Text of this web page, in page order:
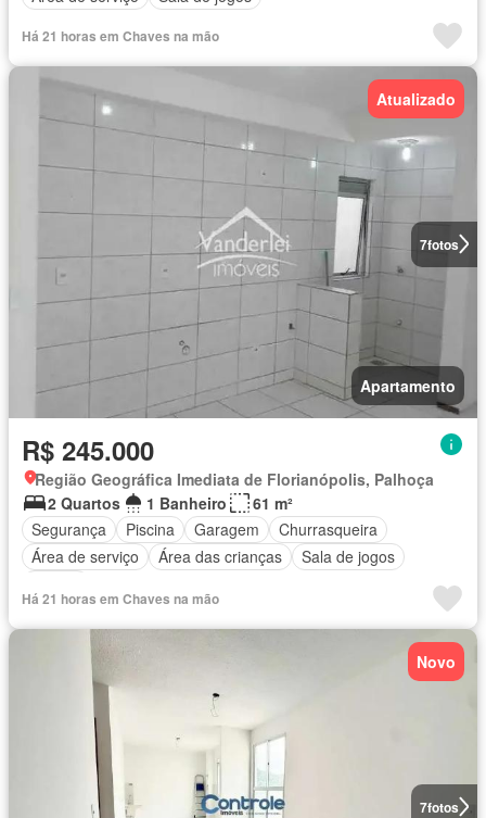
Há 21 horas em Chaves na mão
7fotos
Atualizado
Apartamento
R$ 245.000
Região Geográfica Imediata de Florianópolis, Palhoça
2 Quartos
1 Banheiro
61 m²
Segurança
Piscina Garagem
Churrasqueira
Área de serviço
Área das crianças
Sala de jogos
Há 21 horas em Chaves na mão
7fotos
Novo